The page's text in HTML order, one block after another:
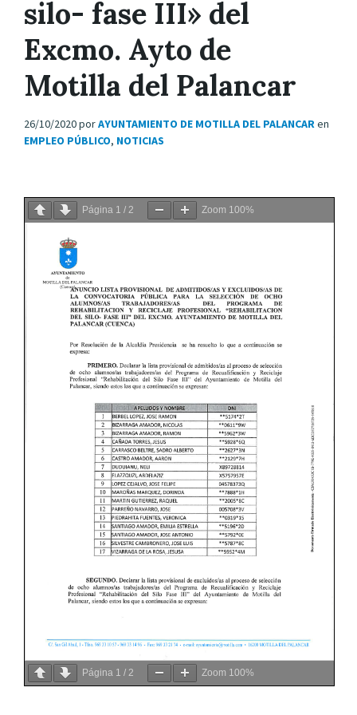
silo- fase III» del
Excmo. Ayto de
Motilla del Palancar
26/10/2020porAYUNTAMIENTO DE MOTILLA DEL PALANCARen
EMPLEO PÚBLICO, NOTICIAS
Página 1 / 2 Zoom 100%
Página 1 / 2 Zoom 100%